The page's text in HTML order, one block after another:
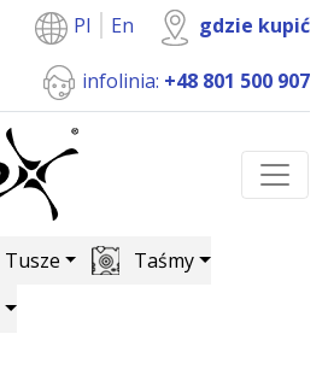
Pl En gdzie kupić
infolinia: +48 801 500 907
Tusze
Taśmy